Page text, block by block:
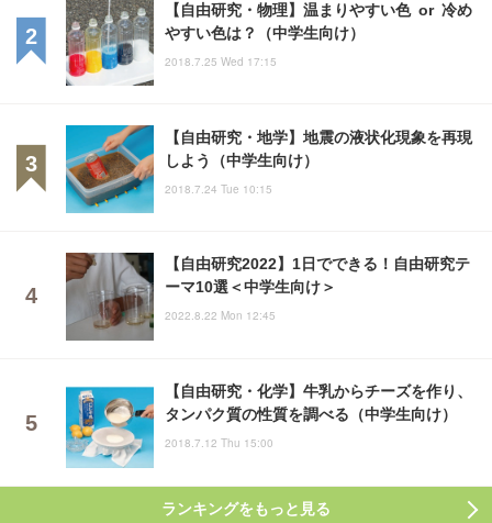
【自由研究・物理】温まりやすい色 or 冷め
やすい色は？（中学生向け）
2018.7.25 Wed 17:15
【自由研究・地学】地震の液状化現象を再現
しよう（中学生向け）
2018.7.24 Tue 10:15
【自由研究2022】1日でできる！自由研究テ
ーマ10選＜中学生向け＞
2022.8.22 Mon 12:45
【自由研究・化学】牛乳からチーズを作り、
タンパク質の性質を調べる（中学生向け）
2018.7.12 Thu 15:00
ランキングをもっと見る